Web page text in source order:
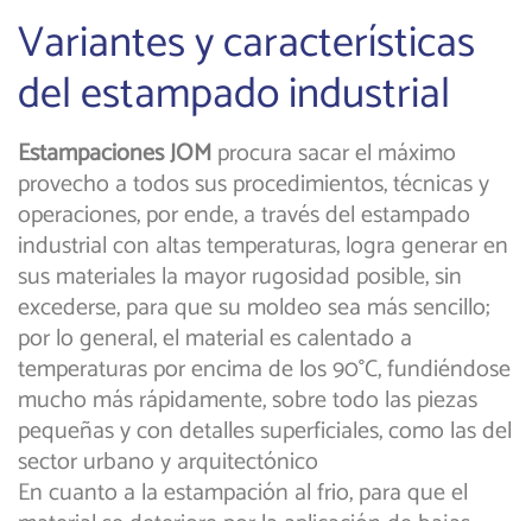
Variantes y características
del estampado industrial
Estampaciones JOMprocura sacar el máximo
provecho a todos sus procedimientos, técnicas y
operaciones, por ende, a través del estampado
industrial con altas temperaturas, logra generar en
sus materiales la mayor rugosidad posible, sin
excederse, para que su moldeo sea más sencillo;
por lo general, el material es calentado a
temperaturas por encima de los 90°C, fundiéndose
mucho más rápidamente, sobre todo las piezas
pequeñas y con detalles superficiales, como las del
sector urbano y arquitectónico
En cuanto a la estampación al frio, para que el